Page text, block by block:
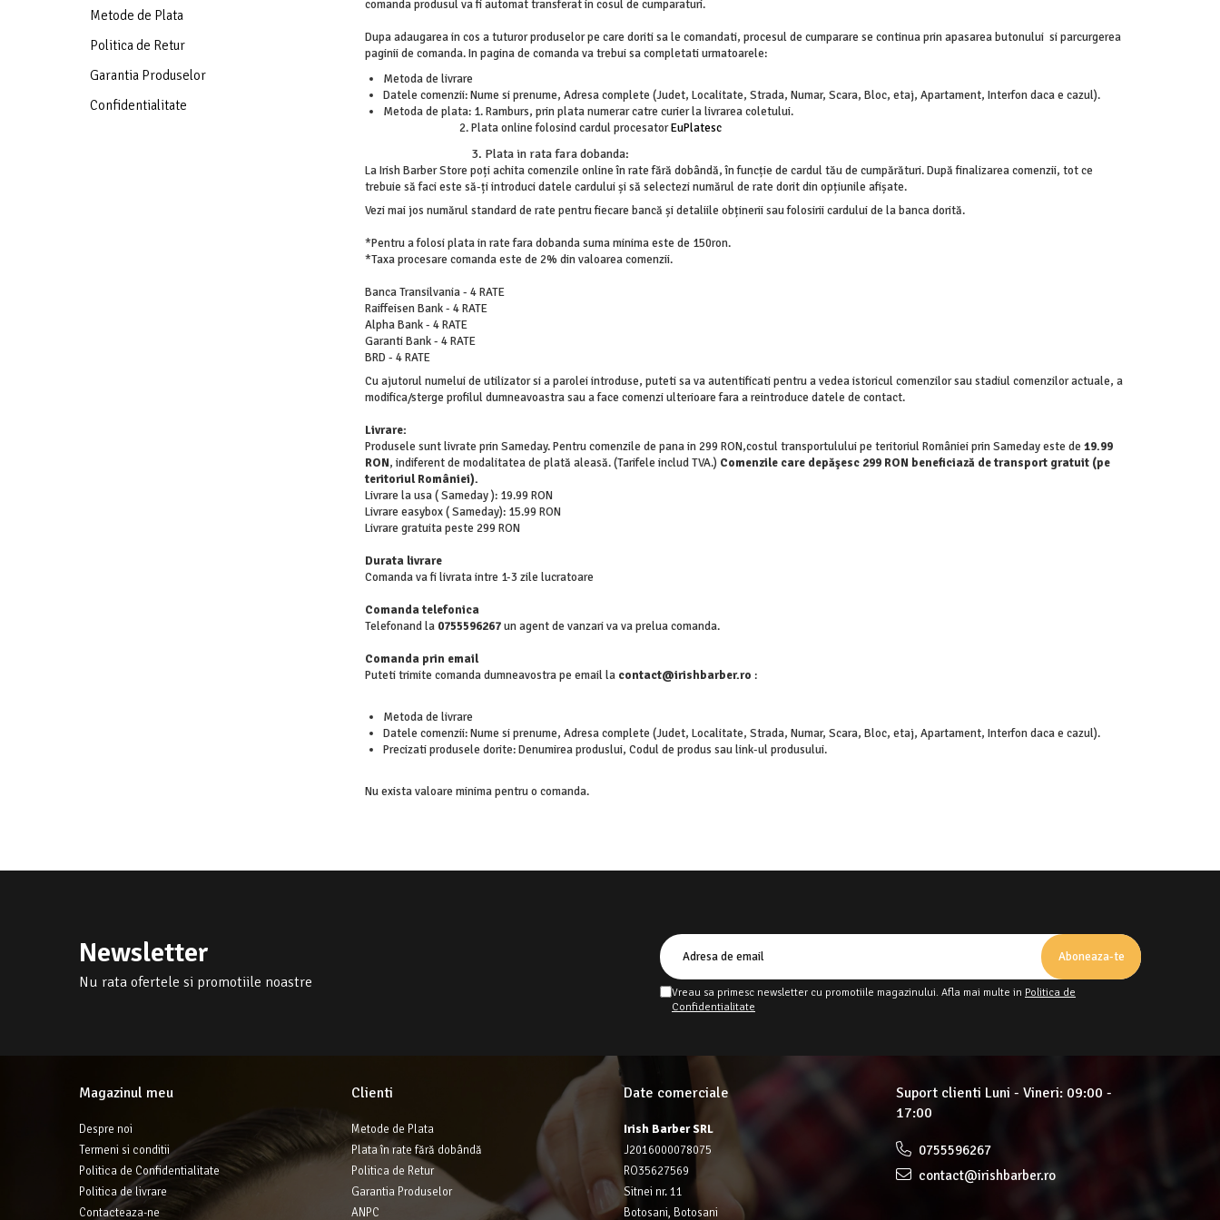
comanda produsul va fi automat transferat in cosul de cumparaturi.
Dupa adaugarea in cos a tuturor produselor pe care doriti sa le comandati, procesul de cumparare se continua prin apasarea butonului si parcurgerea
paginii de comanda. In pagina de comanda va trebui sa completati urmatoarele:
Metoda de livrare
Datele comenzii: Nume si prenume, Adresa complete (Judet, Localitate, Strada, Numar, Scara, Bloc, etaj, Apartament, Interfon daca e cazul).
Metoda de plata: 1. Ramburs, prin plata numerar catre curier la livrarea coletului.
2. Plata online folosind cardul procesatorEuPlatesc
3. Plata in rata fara dobanda:
La Irish Barber Store poți achita comenzile online în rate fără dobândă, în funcție de cardul tău de cumpărături. După finalizarea comenzii, tot ce
trebuie să faci este să-ți introduci datele cardului și să selectezi numărul de rate dorit din opțiunile afișate.
Vezi mai jos numărul standard de rate pentru fiecare bancă și detaliile obținerii sau folosirii cardului de la banca dorită.
*Pentru a folosi plata in rate fara dobanda suma minima este de 150ron.
*Taxa procesare comanda este de 2% din valoarea comenzii.
Banca Transilvania - 4 RATE
Raiffeisen Bank - 4 RATE
Alpha Bank - 4 RATE
Garanti Bank - 4 RATE
BRD - 4 RATE
Cu ajutorul numelui de utilizator si a parolei introduse, puteti sa va autentificati pentru a vedea istoricul comenzilor sau stadiul comenzilor actuale, a
modifica/sterge profilul dumneavoastra sau a face comenzi ulterioare fara a reintroduce datele de contact.
Livrare:
Produsele sunt livrate prin Sameday. Pentru comenzile de pana in 299 RON,costul transportulului pe teritoriul României prin Sameday este de 19.99
RON, indiferent de modalitatea de plată aleasă. (Tarifele includ TVA.) Comenzile care depăşesc 299 RON beneficiază de transport gratuit (pe
teritoriul României).
Livrare la usa ( Sameday ): 19.99 RON
Livrare easybox ( Sameday): 15.99 RON
Livrare gratuita peste 299 RON
Durata livrare
Comanda va fi livrata intre 1-3 zile lucratoare
Comanda telefonica
Telefonand la 0755596267un agent de vanzari va va prelua comanda.
Comanda prin email
Puteti trimite comanda dumneavostra pe email la contact@irishbarber.ro :
Metoda de livrare
Datele comenzii: Nume si prenume, Adresa complete (Judet, Localitate, Strada, Numar, Scara, Bloc, etaj, Apartament, Interfon daca e cazul).
Precizati produsele dorite: Denumirea produslui, Codul de produs sau link-ul produsului.
Nu exista valoare minima pentru o comanda.
Metode de Plata
Politica de Retur
Garantia Produselor
Confidentialitate
Newsletter
Nu rata ofertele si promotiile noastre
Vreau sa primesc newsletter cu promotiile magazinului. Afla mai multe in Politica de
Confidentialitate
Magazinul meu
Despre noi
Termeni si conditii
Politica de Confidentialitate
Politica de livrare
Contacteaza-ne
Clienti
Metode de Plata
Plata în rate fără dobândă
Politica de Retur
Garantia Produselor
ANPC
Date comerciale
Irish Barber SRL
J2016000078075
RO35627569
Sitnei nr. 11
Botosani, Botosani
Suport clienti Luni - Vineri: 09:00 -
17:00
0755596267
contact@irishbarber.ro